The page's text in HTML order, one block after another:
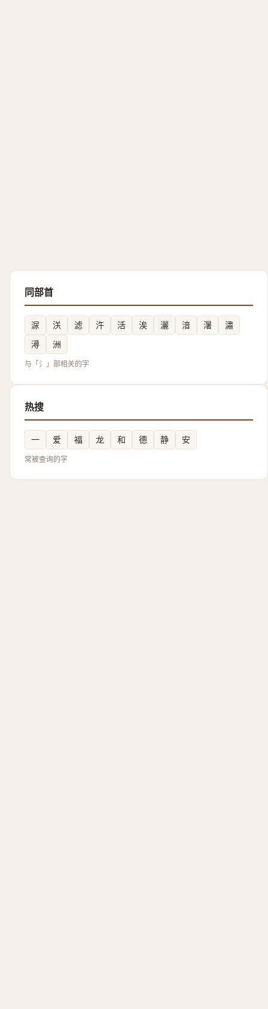
同部首
㳮 浂 滤 汻 活 涘 灑 湆 濐
潚
潯
洲
与「氵」部相关的字
热搜
一 爱 福 龙 和 德 静 安
常被查询的字